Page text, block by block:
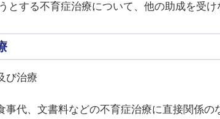
とする不育症治療について、他の助成を受け
び治療
代、文書料などの不育症治療に直接関係の